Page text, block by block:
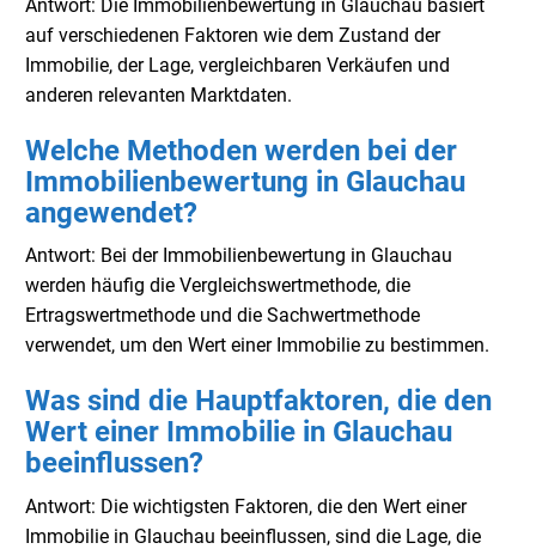
Antwort: Die Immobilienbewertung in Glauchau basiert
auf verschiedenen Faktoren wie dem Zustand der
Immobilie, der Lage, vergleichbaren Verkäufen und
anderen relevanten Marktdaten.
Welche Methoden werden bei der
Immobilienbewertung in Glauchau
angewendet?
Antwort: Bei der Immobilienbewertung in Glauchau
werden häufig die Vergleichswertmethode, die
Ertragswertmethode und die Sachwertmethode
verwendet, um den Wert einer Immobilie zu bestimmen.
Was sind die Hauptfaktoren, die den
Wert einer Immobilie in Glauchau
beeinflussen?
Antwort: Die wichtigsten Faktoren, die den Wert einer
Immobilie in Glauchau beeinflussen, sind die Lage, die